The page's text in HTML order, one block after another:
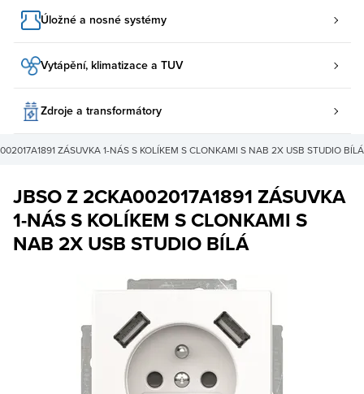
Úložné a nosné systémy
Vytápění, klimatizace a TUV
Zdroje a transformátory
ZÁSUVKA 1-NÁS S KOLÍKEM S CLONKAMI S NAB 2X USB STUDIO BÍLÁ
JBSO Z 2CKA002017A1891 ZÁSUVKA
1-NÁS S KOLÍKEM S CLONKAMI S
NAB 2X USB STUDIO BÍLÁ